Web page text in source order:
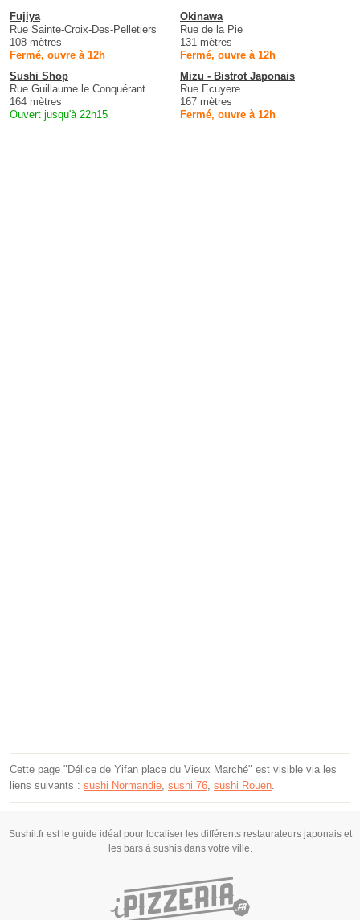
Fujiya
Rue Sainte-Croix-Des-Pelletiers
108 mètres
Fermé, ouvre à 12h
Okinawa
Rue de la Pie
131 mètres
Fermé, ouvre à 12h
Sushi Shop
Rue Guillaume le Conquérant
164 mètres
Ouvert jusqu'à 22h15
Mizu - Bistrot Japonais
Rue Ecuyere
167 mètres
Fermé, ouvre à 12h
Cette page "Délice de Yifan place du Vieux Marché" est visible via les
liens suivants : sushi Normandie sushi 76 sushi Rouen
Sushii.fr est le guide idéal pour localiser les différents restaurateurs japonais et
les bars à sushis dans votre ville.